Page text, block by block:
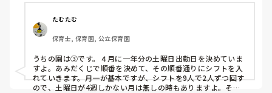
①土曜日の希望休は2日まで、と制限をかける
②毎月、必ず土曜保育に入ることのできる日を1日だけピッ
クアップしてもらう
③仮シフトが出た時、土曜出勤が難しければ自身で代わりの
人を交渉して見つけてもらう
上記のいずれかの対策を取り入れることを考えています。
たむたむ
保育士, 保育園, 公立保育園
うちの園は③です。４月に一年分の土曜日出勤日を決めていま
すよ。あみだくじで順番を決めて、その順番通りにシフトを入
れていきます。月一が基本ですが、シフトを9人で2人ずつ回す
ので、土曜日が4週しかない月は無しの時もありますよ。その